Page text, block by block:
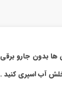
ها بدون جارو برقی
آب اسپری کنید .